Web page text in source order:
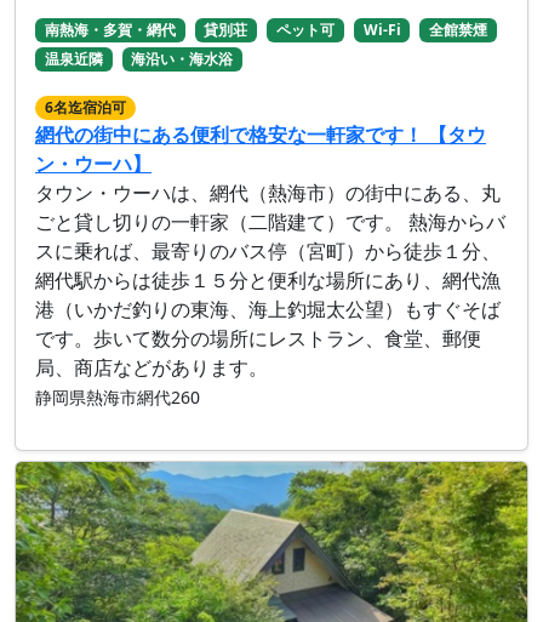
南熱海・多賀・網代 貸別荘 ペット可 Wi-Fi
全館禁煙
温泉近隣
海沿い・海水浴
6名迄宿泊可
網代の街中にある便利で格安な一軒家です！ 【タウ
ン・ウーハ】
タウン・ウーハは、網代（熱海市）の街中にある、丸
ごと貸し切りの一軒家（二階建て）です。 熱海からバ
スに乗れば、最寄りのバス停（宮町）から徒歩１分、
網代駅からは徒歩１５分と便利な場所にあり、網代漁
港（いかだ釣りの東海、海上釣堀太公望）もすぐそば
です。歩いて数分の場所にレストラン、食堂、郵便
局、商店などがあります。
静岡県熱海市網代260